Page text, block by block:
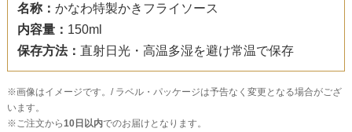
名称： かなわ特製かきフライソース
内容量： 150ml
保存方法： 直射日光・高温多湿を避け常温で保存
※画像はイメージです。/ ラベル・パッケージは予告なく変更となる場合がござ
います。
※ご注文から10日以内でのお届けとなります。